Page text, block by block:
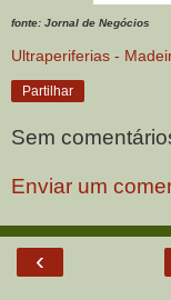
fonte: Jornal de Negócios
Ultraperiferias -
Partilhar
Sem
Enviar um
‹